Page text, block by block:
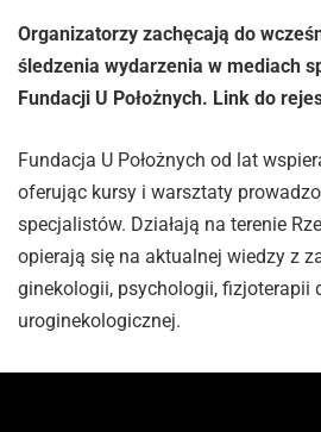
Organizatorzy zachęcają do
śledzenia wydarzenia w mediach
Fundacji U Położnych. Link do
Fundacja U Położnych od lat
oferując kursy i warsztaty
specjalistów. Działają na terenie
opierają się na aktualnej wiedzy z
ginekologii, psychologii, fizjoterapii
uroginekologicznej.